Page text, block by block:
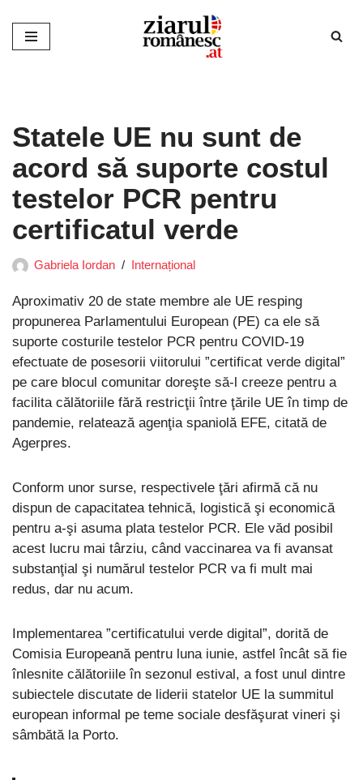
Sari
Statele UE nu sunt de
acord să suporte costul
testelor PCR pentru
certificatul verde
Gabriela Iordan Internațional
Aproximativ 20 de state membre ale UE resping
propunerea Parlamentului European (PE) ca ele să
suporte costurile testelor PCR pentru COVID-19
efectuate de posesorii viitorului ”certificat verde digital”
pe care blocul comunitar doreşte să-l creeze pentru a
facilita călătoriile fără restricţii între ţările UE în timp de
pandemie, relatează agenţia spaniolă EFE, citată de
Agerpres.
Conform unor surse, respectivele ţări afirmă că nu
dispun de capacitatea tehnică, logistică şi economică
pentru a-şi asuma plata testelor PCR. Ele văd posibil
acest lucru mai târziu, când vaccinarea va fi avansat
substanţial şi numărul testelor PCR va fi mult mai
redus, dar nu acum.
Implementarea ”certificatului verde digital”, dorită de
Comisia Europeană pentru luna iunie, astfel încât să fie
înlesnite călătoriile în sezonul estival, a fost unul dintre
subiectele discutate de liderii statelor UE la summitul
european informal pe teme sociale desfăşurat vineri şi
sâmbătă la Porto.